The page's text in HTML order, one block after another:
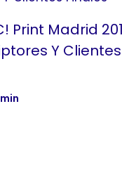
Print Madrid
Y Clientes